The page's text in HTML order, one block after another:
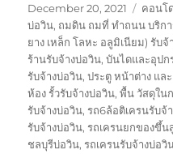
Posted
on
December 20, 2021 Tags
คอนโ
บ่อวิน, ถมดิน ถมที่ ทำถนน บริกา
ยาง เหล็ก โลหะ อลูมิเนียม) รับจ้
ร้านรับจ้างบ่อวิน,บันไดและอุป
รับจ้างบ่อวิน,ประตู หน้าต่าง แล
ห้อง รั้วรับจ้างบ่อวิน,พื้น วัสดุใน
รับจ้างบ่อวิน,รถ6ล้อติเครนรับจ้
รับจ้างบ่อวิน,รถเครนยกของขึ้น
ชลบุรีบ่อวิน,รถเครนรับจ้างบ่อวิ